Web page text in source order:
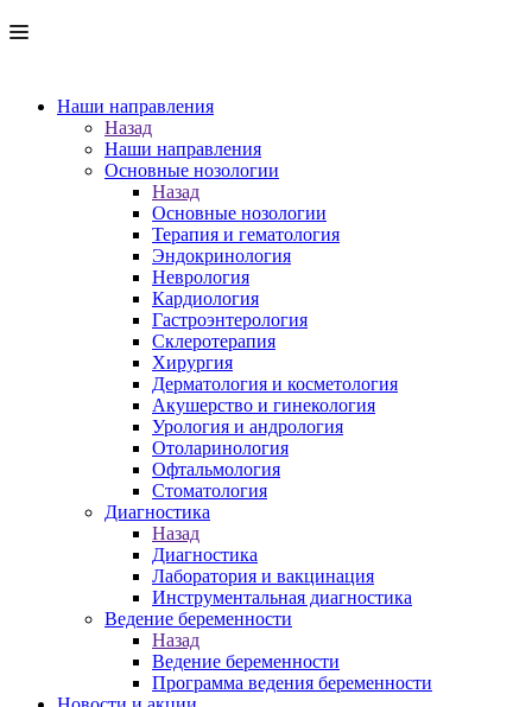
Наши направления
Назад
Наши направления
Основные нозологии
Назад
Основные нозологии
Терапия и гематология
Эндокринология
Неврология
Кардиология
Гастроэнтерология
Склеротерапия
Хирургия
Дерматология и косметология
Акушерство и гинекология
Урология и андрология
Отоларинология
Офтальмология
Стоматология
Диагностика
Назад
Диагностика
Лаборатория и вакцинация
Инструментальная диагностика
Ведение беременности
Назад
Ведение беременности
Программа ведения беременности